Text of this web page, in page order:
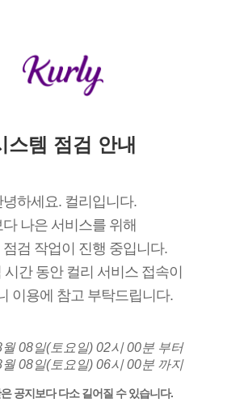
스템 점검 안내
녕하세요. 컬리입니다.
다 나은 서비스를 위해
점검 작업이 진행 중입니다.
시간 동안 컬리 서비스 접속이
이용에 참고 부탁드립니다.
08일(토요일) 02시 00분 부터
08일(토요일) 06시 00분 까지
공지보다 다소 길어질 수 있습니다.